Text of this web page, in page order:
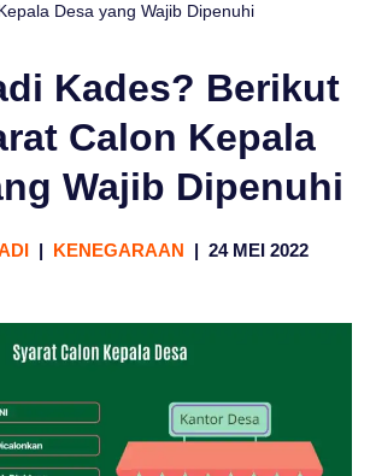
Desa yang Wajib Dipenuhi
Kades? Berikut
Calon Kepala
Wajib Dipenuhi
KENEGARAAN 24 MEI 2022